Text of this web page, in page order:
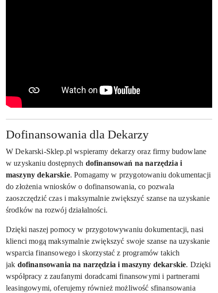
Dofinansowania dla Dekarzy
W Dekarski-Sklep.pl wspieramy dekarzy oraz firmy budowlane
w uzyskaniu dostępnych dofinansowań na narzędzia i
maszyny dekarskie. Pomagamy w przygotowaniu dokumentacji
do złożenia wniosków o dofinansowania, co pozwala
zaoszczędzić czas i maksymalnie zwiększyć szanse na uzyskanie
środków na rozwój działalności.
Dzięki naszej pomocy w przygotowywaniu dokumentacji, nasi
klienci mogą maksymalnie zwiększyć swoje szanse na uzyskanie
wsparcia finansowego i skorzystać z programów takich
jak dofinansowania na narzędzia i maszyny dekarskie. Dzięki
współpracy z zaufanymi doradcami finansowymi i partnerami
leasingowymi, oferujemy również możliwość sfinansowania